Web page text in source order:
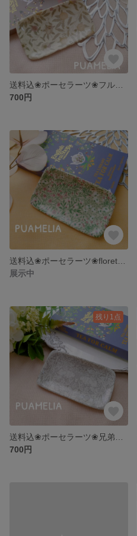
700円
展示中
残り1点
700円